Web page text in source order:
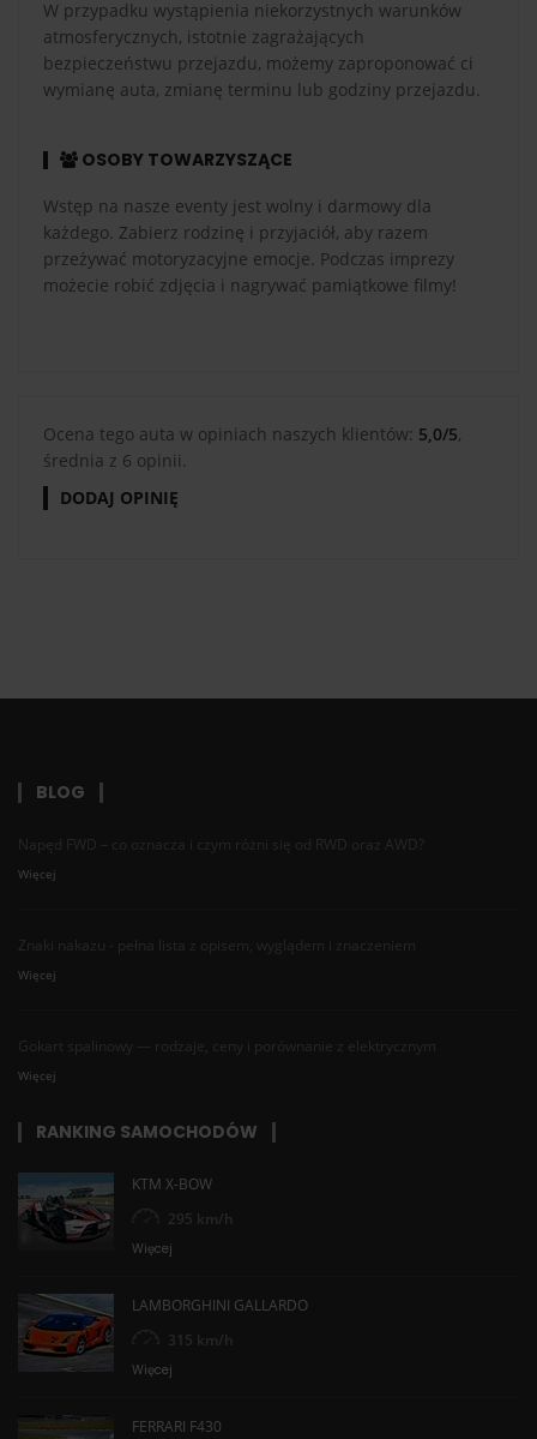
W przypadku wystąpienia niekorzystnych warunków
atmosferycznych, istotnie zagrażających
bezpieczeństwu przejazdu, możemy zaproponować ci
wymianę auta, zmianę terminu lub godziny przejazdu.
OSOBY TOWARZYSZĄCE
Wstęp na nasze eventy jest wolny i darmowy dla
każdego. Zabierz rodzinę i przyjaciół, aby razem
przeżywać motoryzacyjne emocje. Podczas imprezy
możecie robić zdjęcia i nagrywać pamiątkowe filmy!
Ocena tego auta w opiniach naszych klientów: 5,0/5,
średnia z 6 opinii.
DODAJ OPINIĘ
BLOG
Napęd FWD – co oznacza i czym różni się od RWD oraz AWD?
Więcej
Znaki nakazu - pełna lista z opisem, wyglądem i znaczeniem
Więcej
Gokart spalinowy — rodzaje, ceny i porównanie z elektrycznym
Więcej
RANKING SAMOCHODÓW
KTM X-BOW
295 km/h
Więcej
LAMBORGHINI GALLARDO
315 km/h
Więcej
FERRARI F430